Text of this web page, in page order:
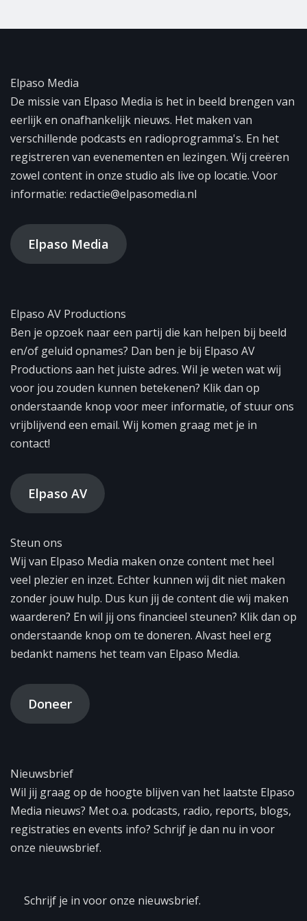
Elpaso Media
De missie van Elpaso Media is het in beeld brengen van
eerlijk en onafhankelijk nieuws. Het maken van
verschillende podcasts en radioprogramma's. En het
registreren van evenementen en lezingen. Wij creëren
zowel content in onze studio als live op locatie. Voor
informatie: redactie@elpasomedia.nl
Elpaso Media
Elpaso AV Productions
Ben je opzoek naar een partij die kan helpen bij beeld
en/of geluid opnames? Dan ben je bij Elpaso AV
Productions aan het juiste adres. Wil je weten wat wij
voor jou zouden kunnen betekenen? Klik dan op
onderstaande knop voor meer informatie, of stuur ons
vrijblijvend een email. Wij komen graag met je in
contact!
Elpaso AV
Steun ons
Wij van Elpaso Media maken onze content met heel
veel plezier en inzet. Echter kunnen wij dit niet maken
zonder jouw hulp. Dus kun jij de content die wij maken
waarderen? En wil jij ons financieel steunen? Klik dan op
onderstaande knop om te doneren. Alvast heel erg
bedankt namens het team van Elpaso Media.
Doneer
Nieuwsbrief
Wil jij graag op de hoogte blijven van het laatste Elpaso
Media nieuws? Met o.a. podcasts, radio, reports, blogs,
registraties en events info? Schrijf je dan nu in voor
onze nieuwsbrief.
Schrijf je in voor onze nieuwsbrief.